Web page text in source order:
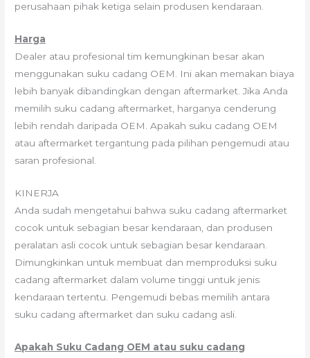
perusahaan pihak ketiga selain produsen kendaraan.
Harga
Dealer atau profesional tim kemungkinan besar akan
menggunakan suku cadang OEM. Ini akan memakan biaya
lebih banyak dibandingkan dengan aftermarket. Jika Anda
memilih suku cadang aftermarket, harganya cenderung
lebih rendah daripada OEM. Apakah suku cadang OEM
atau aftermarket tergantung pada pilihan pengemudi atau
saran profesional.
KINERJA
Anda sudah mengetahui bahwa suku cadang aftermarket
cocok untuk sebagian besar kendaraan, dan produsen
peralatan asli cocok untuk sebagian besar kendaraan.
Dimungkinkan untuk membuat dan memproduksi suku
cadang aftermarket dalam volume tinggi untuk jenis
kendaraan tertentu. Pengemudi bebas memilih antara
suku cadang aftermarket dan suku cadang asli.
Apakah Suku Cadang OEM atau suku cadang